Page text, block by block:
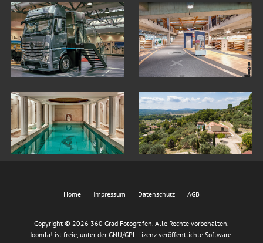
Home Impressum Datenschutz AGB
Copyright © 2026 360 Grad Fotografen. Alle Rechte vorbehalten.
Joomla! ist freie, unter der GNU/GPL-Lizenz veröffentlichte Software.